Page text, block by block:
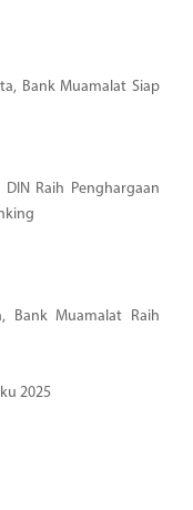
Bank Muamalat Siap
Raih Penghargaan
Bank Muamalat Raih
2025